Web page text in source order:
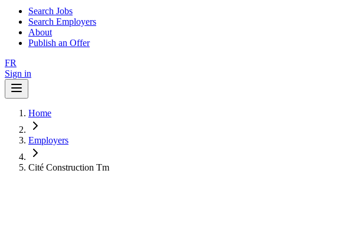
Search Jobs
Search Employers
About
Publish an Offer
FR
Sign in
Home
Employers
Cité Construction Tm